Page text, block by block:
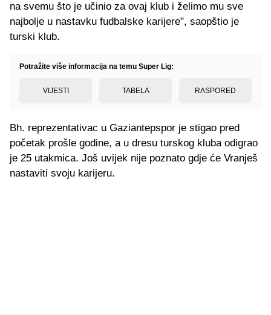
na svemu što je učinio za ovaj klub i želimo mu sve
najbolje u nastavku fudbalske karijere", saopštio je
turski klub.
Potražite više informacija na temu Super Lig:
VIJESTI TABELA RASPORED
Bh. reprezentativac u Gaziantepspor je stigao pred
početak prošle godine, a u dresu turskog kluba odigrao
je 25 utakmica. Još uvijek nije poznato gdje će Vranješ
nastaviti svoju karijeru.